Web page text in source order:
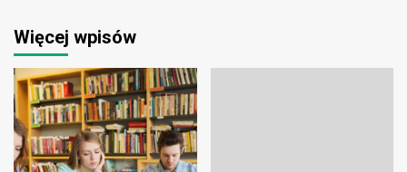
Więcej wpisów